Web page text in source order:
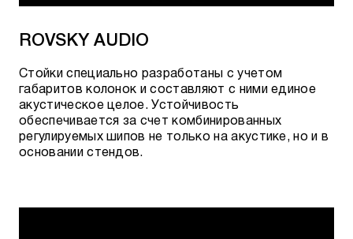
ROVSKY AUDIO
Стойки специально разработаны с учетом
габаритов колонок и составляют с ними единое
акустическое целое. Устойчивость
обеспечивается за счет комбинированных
регулируемых шипов не только на акустике, но и в
основании стендов.